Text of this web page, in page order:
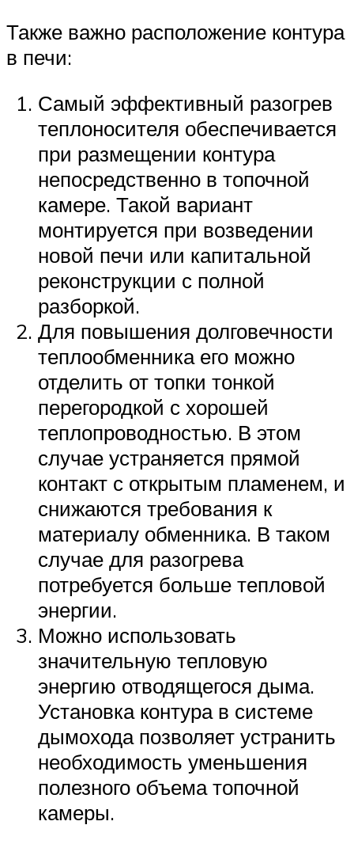
Также важно расположение контура
в печи:
Самый эффективный разогрев
теплоносителя обеспечивается
при размещении контура
непосредственно в топочной
камере. Такой вариант
монтируется при возведении
новой печи или капитальной
реконструкции с полной
разборкой.
Для повышения долговечности
теплообменника его можно
отделить от топки тонкой
перегородкой с хорошей
теплопроводностью. В этом
случае устраняется прямой
контакт с открытым пламенем, и
снижаются требования к
материалу обменника. В таком
случае для разогрева
потребуется больше тепловой
энергии.
Можно использовать
значительную тепловую
энергию отводящегося дыма.
Установка контура в системе
дымохода позволяет устранить
необходимость уменьшения
полезного объема топочной
камеры.